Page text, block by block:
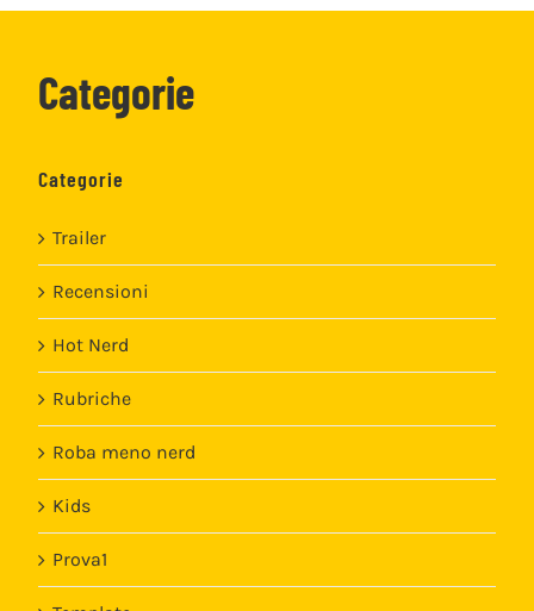
Categorie
Categorie
Trailer
Recensioni
Hot Nerd
Rubriche
Roba meno nerd
Kids
Prova1